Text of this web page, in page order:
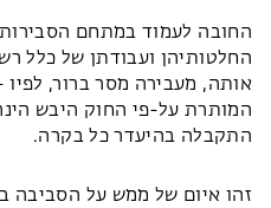
החובה לעמוד במתחם
החלטותיהן ועבודתן של כלל
אותה, מעבירה מסר ברור,
המותרת על-פי החוק היבש
התקבלה בהיעדר כל בקרה.
זהו איום של ממש על הסביבה